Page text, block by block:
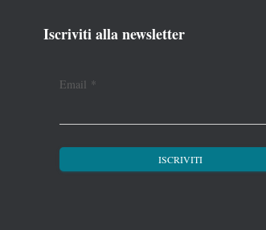
Iscriviti alla newsletter
Email *